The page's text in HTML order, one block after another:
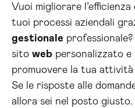
Vuoi migliorare l’efficienza
tuoi processi aziendali
gestionale
sito web personalizzato
promuovere la tua attività
Se le risposte alle
allora sei nel posto